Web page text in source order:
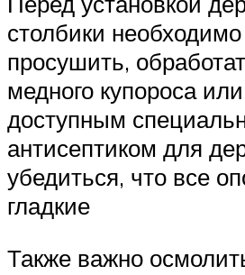
столбики
просушить,
медного купороса
доступным
антисептиком для
убедиться, что все
гладкие
Также важно